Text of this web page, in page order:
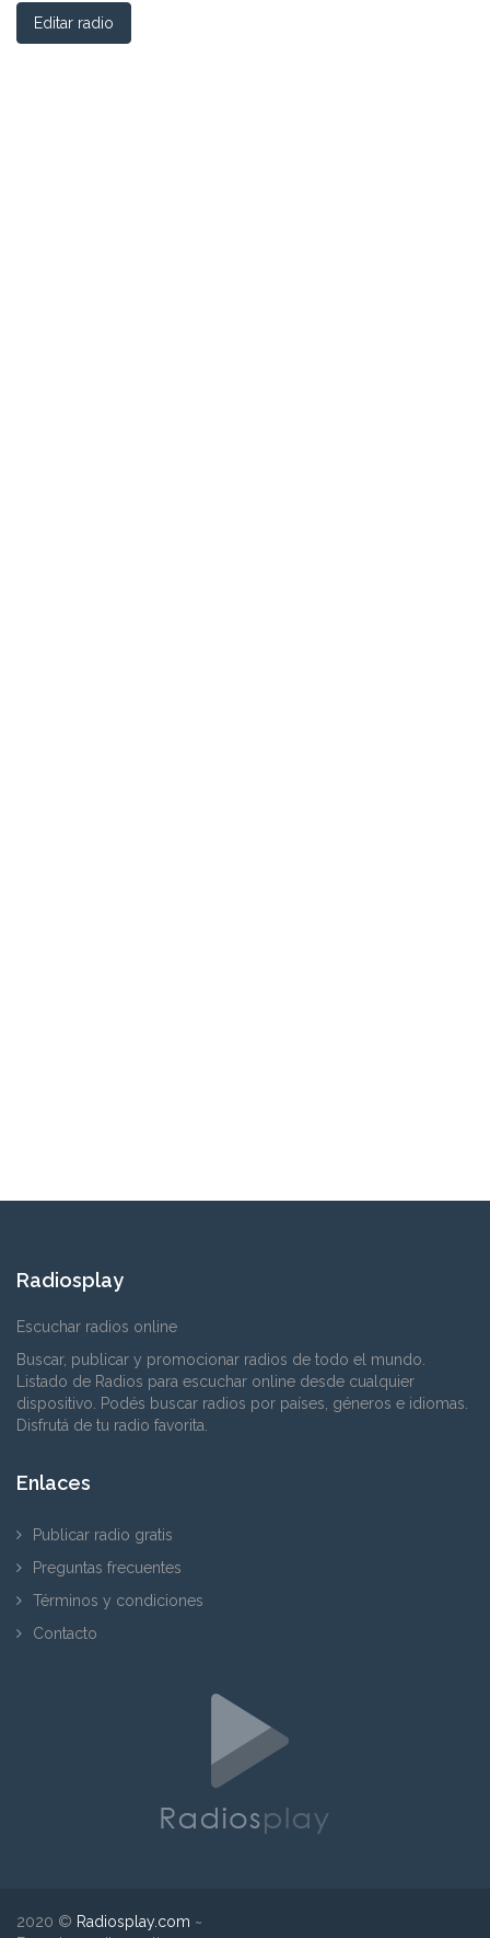
Editar radio
Radiosplay
Escuchar radios online
Buscar, publicar y promocionar radios de todo el mundo.
Listado de Radios para escuchar online desde cualquier
dispositivo. Podés buscar radios por países, géneros e idiomas.
Disfrutá de tu radio favorita.
Enlaces
Publicar radio gratis
Preguntas frecuentes
Términos y condiciones
Contacto
2020 © Radiosplay.com ~